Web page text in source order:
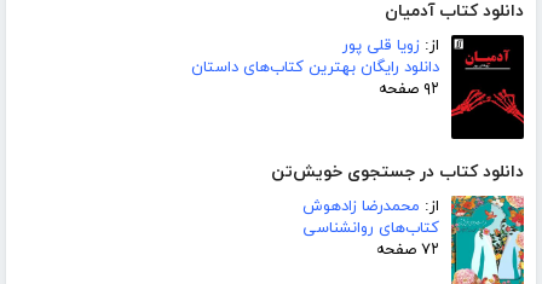
دانلود کتاب آدمیان
از: زویا قلی پور
دانلود رایگان بهترین کتاب‌های داستان
۹۲ صفحه
دانلود کتاب در جستجوی خویش‌تن
از: محمدرضا زادهوش
کتاب‌های روانشناسی
۷۲ صفحه